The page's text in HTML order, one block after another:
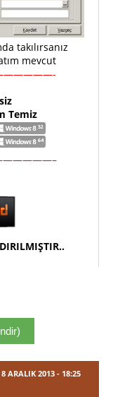
takılırsanız
mevcut
Temiz
8 ARALIK 2013 - 18:25